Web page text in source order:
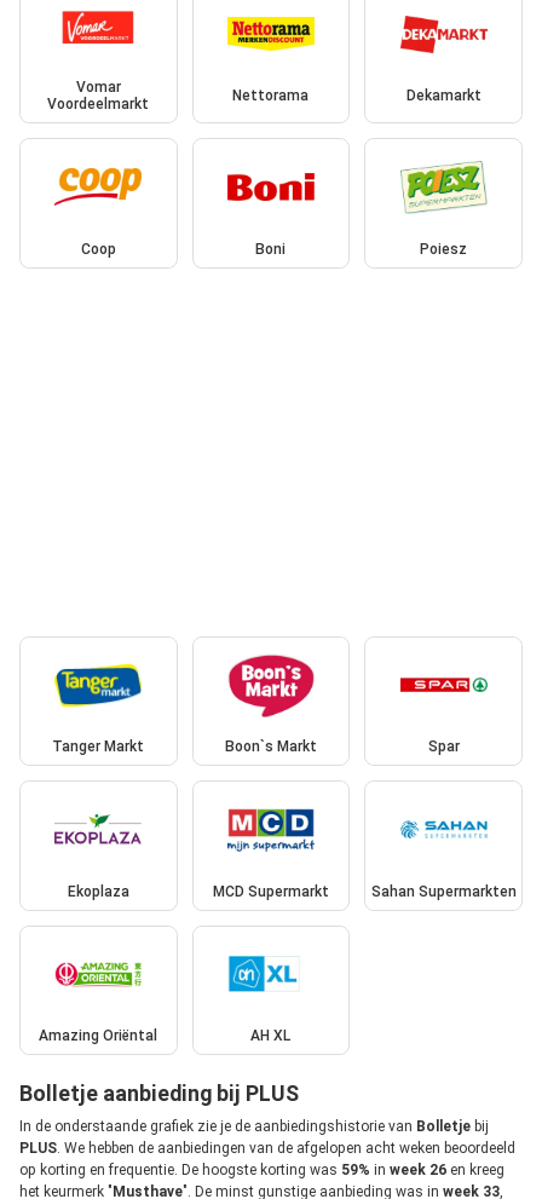
Vomar
Voordeelmarkt
Nettorama Dekamarkt
Coop Boni Poiesz
Tanger Markt Boon`s Markt Spar
Ekoplaza MCD Supermarkt Sahan Supermarkten
Amazing Oriëntal AH XL
Bolletje aanbieding bij PLUS
In de onderstaande grafiek zie je de aanbiedingshistorie van Bolletje bij
PLUS. We hebben de aanbiedingen van de afgelopen acht weken beoordeeld
op korting en frequentie. De hoogste korting was 59% in week 26 en kreeg
het keurmerk " Musthave". De minst gunstige aanbieding was in week 33,